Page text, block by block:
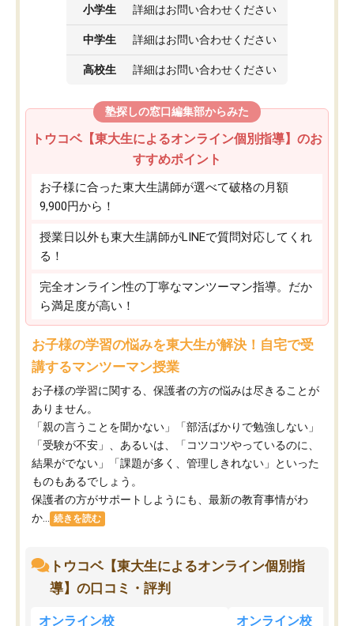
小学生 詳細はお問い合わせください
中学生 詳細はお問い合わせください
高校生 詳細はお問い合わせください
塾探しの窓口編集部からみた
トウコベ【東大生によるオンライン個別指導】のお
すすめポイント
お子様に合った東大生講師が選べて破格の月額
9,900円から！
授業日以外も東大生講師がLINEで質問対応してくれ
る！
完全オンライン性の丁寧なマンツーマン指導。だか
ら満足度が高い！
お子様の学習の悩みを東大生が解決！自宅で受
講するマンツーマン授業
お子様の学習に関する、保護者の方の悩みは尽きることが
ありません。
「親の言うことを聞かない」「部活ばかりで勉強しない」
「受験が不安」、あるいは、「コツコツやっているのに、
結果がでない」「課題が多く、管理しきれない」といった
ものもあるでしょう。
保護者の方がサポートしようにも、最新の教育事情がわ
か...
続きを読む
トウコベ【東大生によるオンライン個別指
導】の口コミ・評判
オンライン校 オンライン校